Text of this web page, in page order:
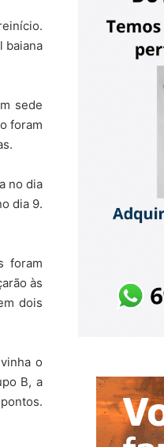
baiana
sede
foram
no dia
dia 9.
foram
às
dois
o
B, a